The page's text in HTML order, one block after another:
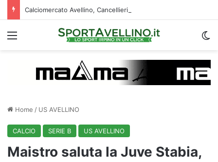
Menu
Home / US AVELLINO
CALCIO SERIE B US AVELLINO
Maistro saluta la Juve Stabia,